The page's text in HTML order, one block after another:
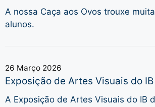
A nossa Caça aos Ovos trouxe
alunos.
26 Março 2026
Exposição de Artes Visuais do IB
A Exposição de Artes Visuais do IB